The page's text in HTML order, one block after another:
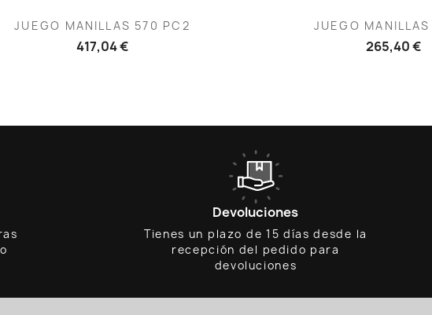
Vista rápida
JUEGO MANILLAS 570 PC2
417,04 €
 Vista
JUEGO
265,40 €
Devoluciones
Tienes un plazo de 15 días desde la
recepción del pedido para
devoluciones